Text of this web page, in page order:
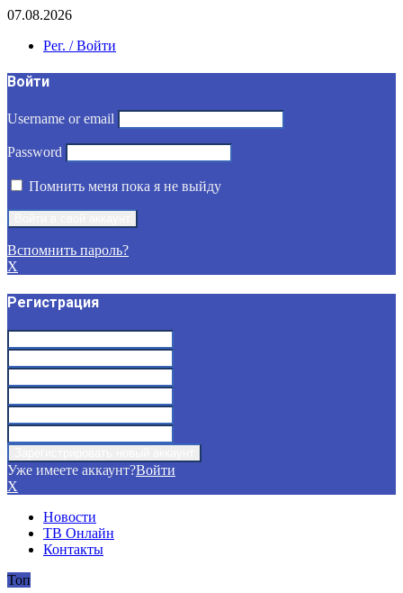
07.08.2026
Рег. / Войти
Войти
Username or email
Password
Помнить меня пока я не выйду
Вспомнить пароль?
X
Регистрация
Уже имеете аккаунт?Войти
X
Новости
ТВ Онлайн
Контакты
Топ